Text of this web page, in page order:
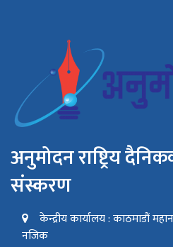
अनुमोदन राष्ट्रिय
संस्करण
केन्द्रीय कार्यालय : काठमाडौं
नजिक